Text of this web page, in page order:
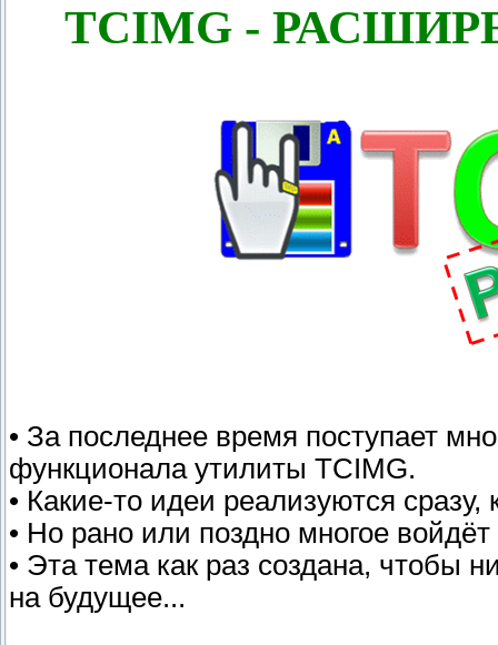
TCIMG -
• За последнее время поступает
функционала утилиты TCIMG.
• Какие-то идеи реализуются
• Но рано или поздно многое
• Эта тема как раз создана, чтобы
на будущее...